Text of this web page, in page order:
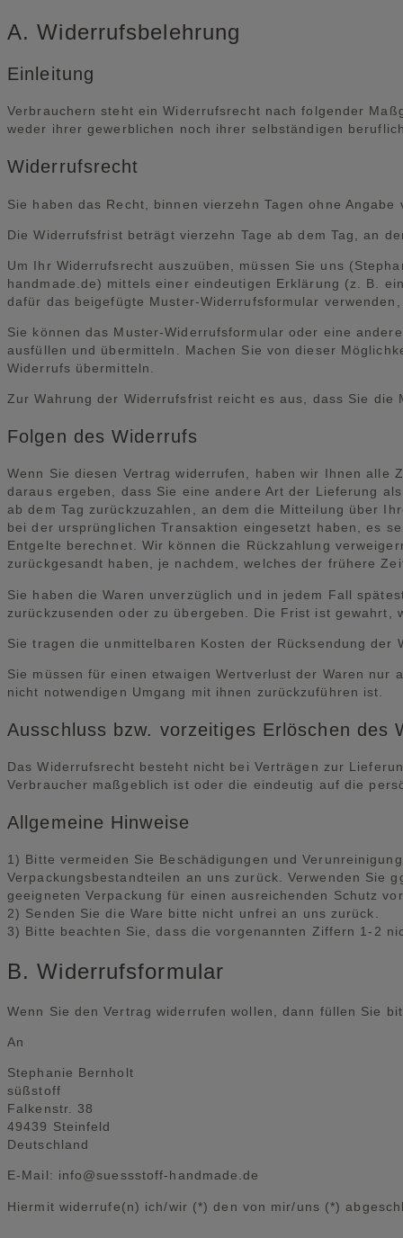
A. Widerrufsbelehrung
Einleitung
Verbrauchern steht ein Widerrufsrecht nach folgender
weder ihrer gewerblichen noch ihrer selbständigen
Widerrufsrecht
Sie haben das Recht, binnen vierzehn Tagen ohne
Die Widerrufsfrist beträgt vierzehn Tage ab dem Tag, an
Um Ihr Widerrufsrecht auszuüben, müssen Sie uns
handmade.de) mittels einer eindeutigen Erklärung (z. B.
dafür das beigefügte Muster-Widerrufsformular
Sie können das Muster-Widerrufsformular oder eine
ausfüllen und übermitteln. Machen Sie von dieser
Widerrufs übermitteln.
Zur Wahrung der Widerrufsfrist reicht es aus, dass Sie
Folgen des Widerrufs
Wenn Sie diesen Vertrag widerrufen, haben wir Ihnen
daraus ergeben, dass Sie eine andere Art der Lieferung
ab dem Tag zurückzuzahlen, an dem die Mitteilung über
bei der ursprünglichen Transaktion eingesetzt haben, es
Entgelte berechnet. Wir können die Rückzahlung
zurückgesandt haben, je nachdem, welches der frühere
Sie haben die Waren unverzüglich und in jedem Fall
zurückzusenden oder zu übergeben. Die Frist ist gewahrt,
Sie tragen die unmittelbaren Kosten der Rücksendung der
Sie müssen für einen etwaigen Wertverlust der Waren
nicht notwendigen Umgang mit ihnen zurückzuführen ist.
Ausschluss bzw. vorzeitiges Erlöschen des
Das Widerrufsrecht besteht nicht bei Verträgen zur
Verbraucher maßgeblich ist oder die eindeutig auf die
Allgemeine Hinweise
1) Bitte vermeiden Sie Beschädigungen und
Verpackungsbestandteilen an uns zurück. Verwenden Sie
geeigneten Verpackung für einen ausreichenden Schutz
2) Senden Sie die Ware bitte nicht unfrei an uns zurück.
3) Bitte beachten Sie, dass die vorgenannten Ziffern 1-2
B. Widerrufsformular
Wenn Sie den Vertrag widerrufen wollen, dann füllen Sie
An
Stephanie Bernholt
süßstoff
Falkenstr. 38
49439 Steinfeld
Deutschland
E-Mail: info@suessstoff-handmade.de
Hiermit widerrufe(n) ich/wir (*) den von mir/uns (*)